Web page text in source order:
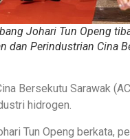
Johari Tun Openg
dan Perindustrian Cina
Bersekutu Sarawak
hidrogen.
Tun Openg berkata,